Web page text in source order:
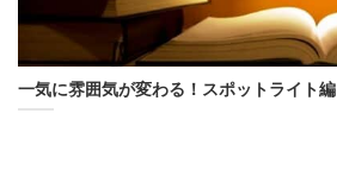
一気に雰囲気が変わる！スポットライト編